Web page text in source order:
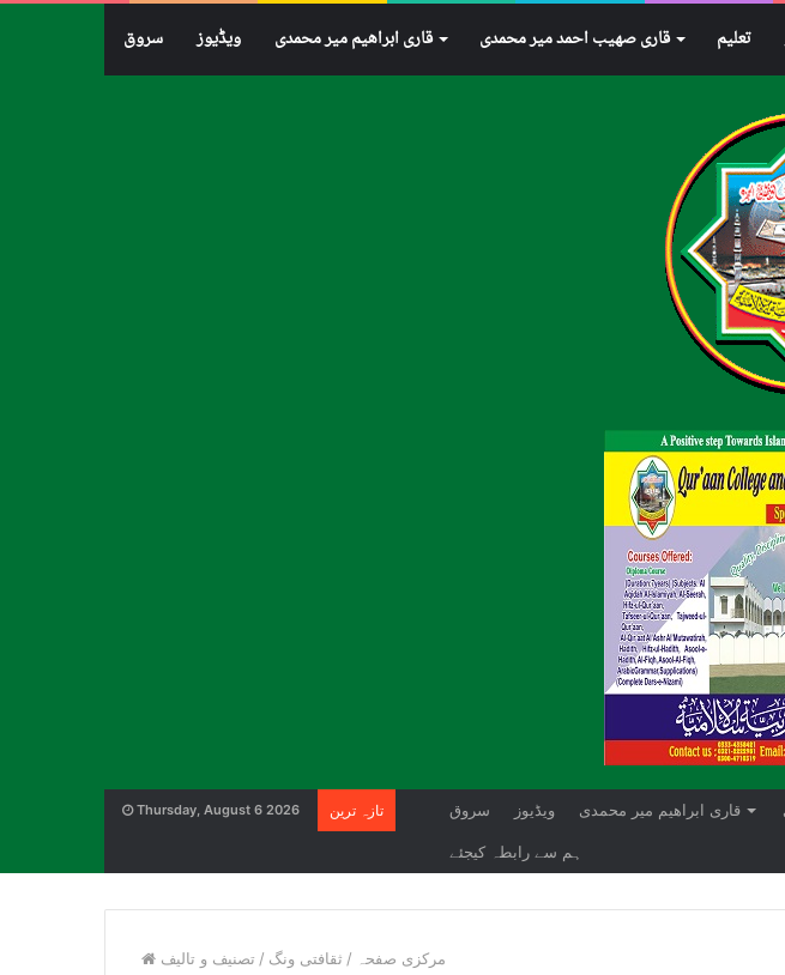
سروق ویڈیوز قاری ابراهيم میر محمدی قاری صھیب احمد میر محمدی تعلیم
Thursday, August 6 2026 تازہ ترین سروق ویڈیوز قاری ابراهيم میر محمدی
ہم سے رابطہ کیجئے
مرکزی صفحہ / ثقافتی ونگ / تصنیف و تالیف